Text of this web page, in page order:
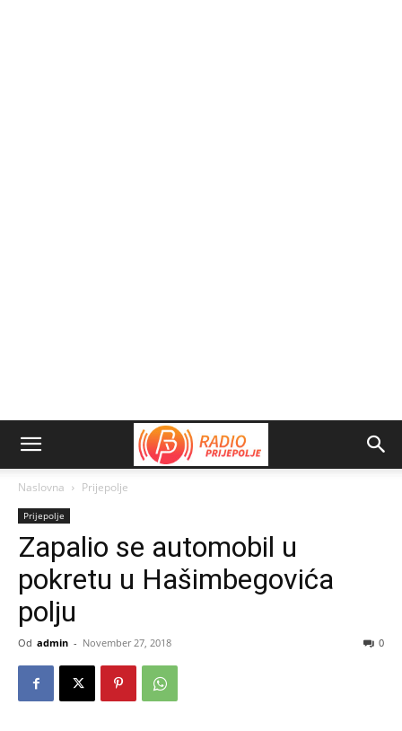
Naslovna Prijepolje
Prijepolje
Zapalio se automobil u
pokretu u Hašimbegovića
polju
Od admin - November 27, 2018 0